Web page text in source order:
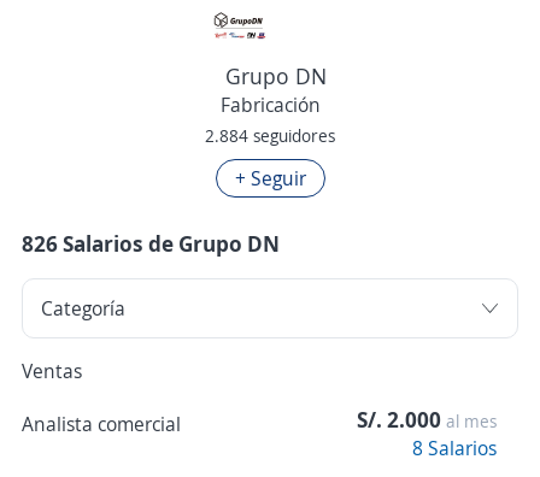
Grupo DN
Fabricación
2.884 seguidores
+ Seguir
826 Salarios de Grupo DN
Ventas
Analista comercial
S/. 2.000 al mes
8 Salarios